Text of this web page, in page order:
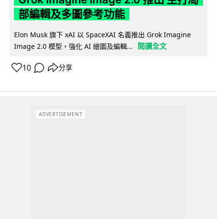
部編輯及多圖參考功能
Elon Musk 旗下 xAI 以 SpaceXAI 名義推出 Grok Imagine
Image 2.0 模型，強化 AI 繪圖及編輯...
閱讀全文
10 分享
ADVERTISEMENT